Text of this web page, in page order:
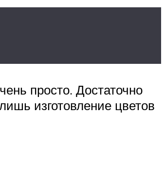
просто. Достаточно
изготовление цветов